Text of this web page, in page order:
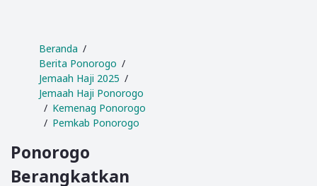
Beranda
Berita Ponorogo
Jemaah Haji 2025
Jemaah Haji Ponorogo
Kemenag Ponorogo
Pemkab Ponorogo
Ponorogo
Berangkatkan